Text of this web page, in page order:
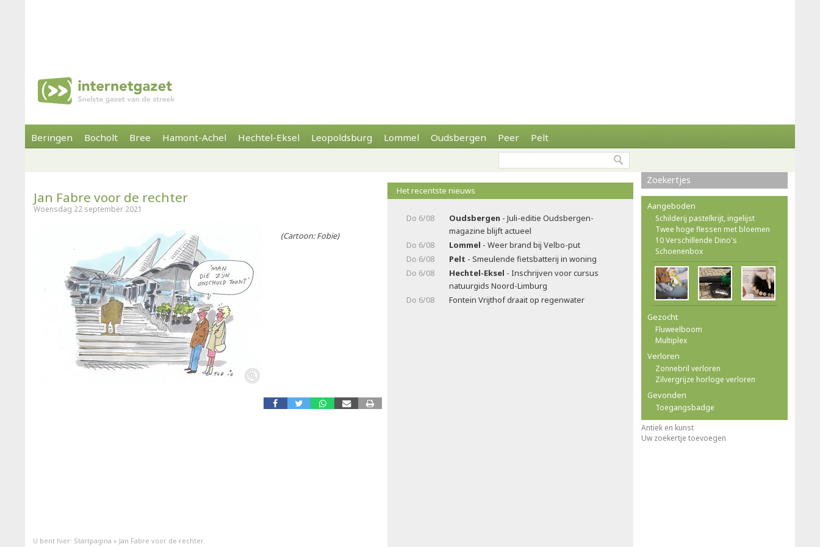
Beringen Bocholt Bree Hamont-Achel Hechtel-Eksel Leopoldsburg Lommel Oudsbergen Peer Pelt
Jan Fabre voor de rechter
Woensdag 22 september 2021
(Cartoon: Fobie)
Het recentste nieuws
Do 6/08 Oudsbergen - Juli-editie Oudsbergen-
magazine blijft actueel
Do 6/08
Lommel - Weer brand bij Velbo-put
Do 6/08
Pelt - Smeulende fietsbatterij in woning
Do 6/08
Hechtel-Eksel - Inschrijven voor cursus
natuurgids Noord-Limburg
Do 6/08
Fontein Vrijthof draait op regenwater
Zoekertjes
Aangeboden
Schilderij pastelkrijt, ingelijst
Twee hoge flessen met bloemen
10 Verschillende Dino's
Schoenenbox
Gezocht
Fluweelboom
Multiplex
Verloren
Zonnebril verloren
Zilvergrijze horloge verloren
Gevonden
Toegangsbadge
Antiek en kunst
Uw zoekertje toevoegen
U bent hier: Startpagina » Jan Fabre voor de rechter